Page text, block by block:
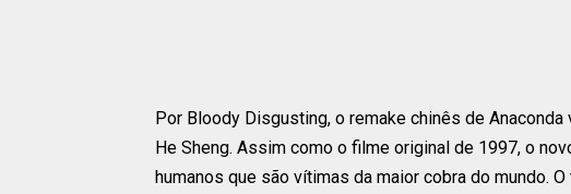
Por Bloody Disgusting, o remake chinês de
He Sheng. Assim como o filme original de 1997, o
humanos que são vítimas da maior cobra do mundo.